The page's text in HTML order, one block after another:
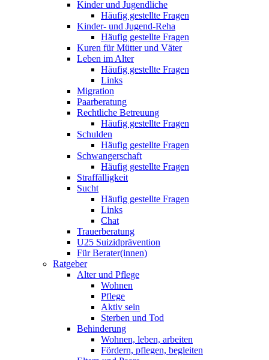
Kinder und Jugendliche
Häufig gestellte Fragen
Kinder- und Jugend-Reha
Häufig gestellte Fragen
Kuren für Mütter und Väter
Leben im Alter
Häufig gestellte Fragen
Links
Migration
Paarberatung
Rechtliche Betreuung
Häufig gestellte Fragen
Schulden
Häufig gestellte Fragen
Schwangerschaft
Häufig gestellte Fragen
Straffälligkeit
Sucht
Häufig gestellte Fragen
Links
Chat
Trauerberatung
U25 Suizidprävention
Für Berater(innen)
Ratgeber
Alter und Pflege
Wohnen
Pflege
Aktiv sein
Sterben und Tod
Behinderung
Wohnen, leben, arbeiten
Fördern, pflegen, begleiten